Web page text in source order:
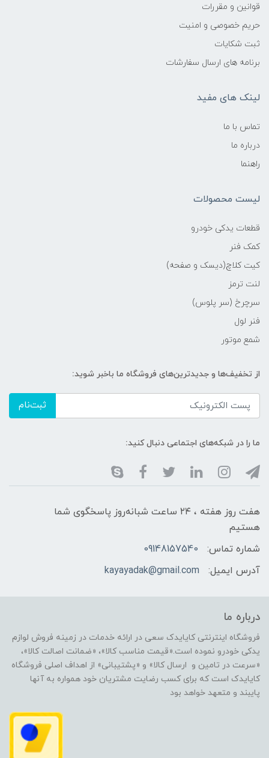
قوانین و مقررات
حریم خصوصی و امنیت
ثبت شکایات
برنامه های ارسال سفارشات
لینک های مفید
تماس با ما
درباره ما
راهنما
لیست محصولات
قطعات یدکی خودرو
کمک فنر
کیت کلاچ(دیسک و صفحه)
لنت ترمز
سرچرخ (سر پلوس)
فنر لول
شمع موتور
از تخفیف‌ها و جدیدترین‌های فروشگاه ما باخبر شوید:
ثبت‌نام
ما را در شبکه‌های اجتماعی دنبال کنید:
هفت روز هفته ، ۲۴ ساعت شبانه‌روز پاسخگوی شما
هستیم
شماره تماس:
09148157540
آدرس ایمیل:
kayayadak@gmail.com
درباره ما
فروشگاه اینترنتی کایایدک سعی در ارائه خدمات در زمینه فروش لوازم
یدکی خودرو نموده است.«قیمت مناسب کالا»، «ضمانت اصالت کالا»،
«سرعت در تامین و ارسال کالا» و «پشتیبانی» از اهداف اصلی فروشگاه
کایایدک است که برای کسب رضایت مشتریان خود همواره به آنها
پایبند و متعهد خواهد بود